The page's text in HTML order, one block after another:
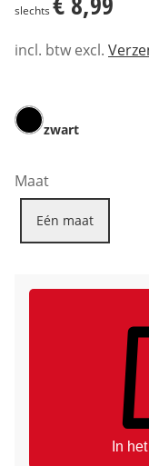
slechts
incl. btw excl.
zwart
Maat
Eén maat
In